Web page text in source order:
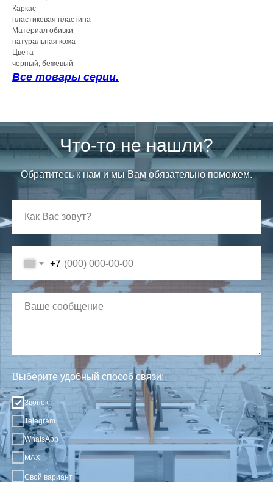
Каркас
пластиковая пластина
Материал обивки
натуральная кожа
Цвета
черный, бежевый
Все товары серии.
Что-то не нашли?
Обратитесь к нам и мы Вам обязательно поможем.
+7
Выберите удобный способ связи:
Звонок
Telegram
WhatsApp
MAX
Свой вариант